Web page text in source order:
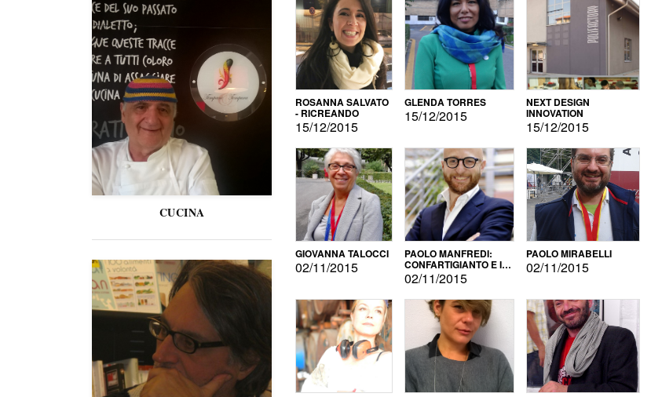
CUCINA
ROSANNA SALVATO
- RICREANDO
15/12/2015
GLENDA TORRES
15/12/2015
NEXT DESIGN
INNOVATION
15/12/2015
GIOVANNA TALOCCI
02/11/2015
PAOLO MANFREDI:
CONFARTIGIANTO E IL
SONDAGGIO
02/11/2015
PAOLO MIRABELLI
02/11/2015